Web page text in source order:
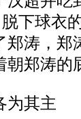
下球衣
郑涛，郑
郑涛的
其主